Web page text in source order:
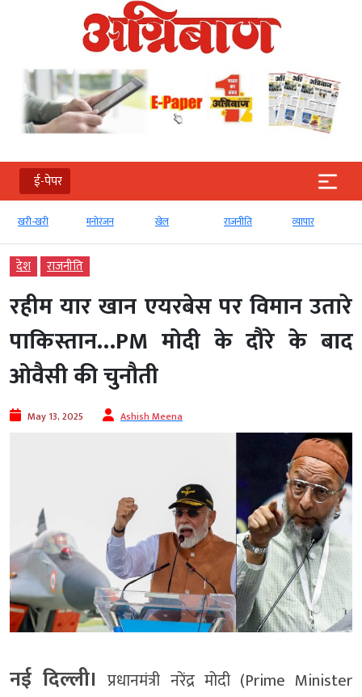
ई-पेपर
खरी-खरी मनोरंजन खेल राजनीति व्‍यापार
देश राजनीति
रहीम यार खान एयरबेस पर विमान उतारे
पाकिस्तान…PM मोदी के दौरे के बाद
ओवैसी की चुनौती
May 13, 2025 Ashish Meena
नई दिल्ली। प्रधानमंत्री नरेंद्र मोदी (Prime Minister